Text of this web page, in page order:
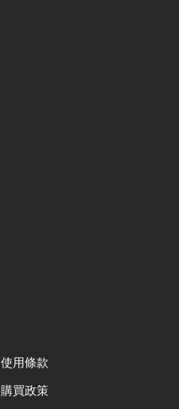
使用條款
購買政策